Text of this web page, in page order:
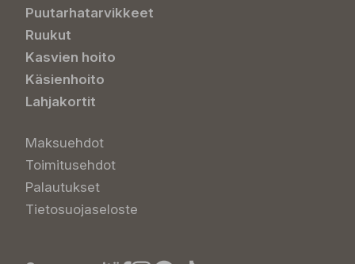
Puutarhatarvikkeet
Ruukut
Kasvien hoito
Käsienhoito
Lahjakortit
Maksuehdot
Toimitusehdot
Palautukset
Tietosuojaseloste